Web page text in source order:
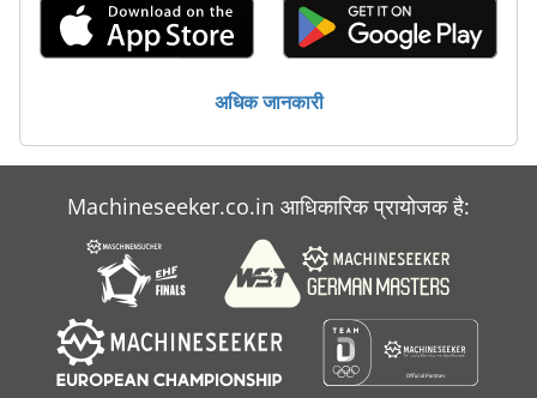
अधिक जानकारी
Machineseeker.co.in आधिकारिक प्रायोजक है: